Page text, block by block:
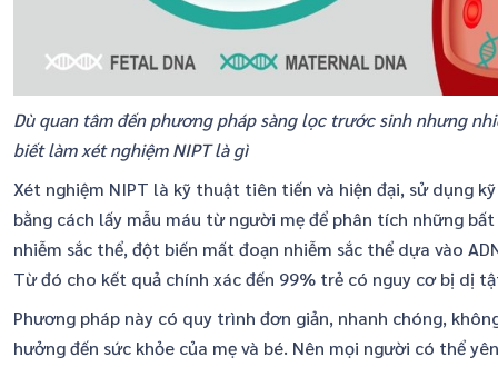
Dù quan tâm đến phương pháp sàng lọc trước sinh nhưng
biết làm xét nghiệm NIPT là gì
Xét nghiệm NIPT là kỹ thuật tiên tiến và hiện đại, sử dụng
bằng cách lấy mẫu máu từ người mẹ để phân tích những
nhiễm sắc thể, đột biến mất đoạn nhiễm sắc thể dựa vào
Từ đó cho kết quả chính xác đến 99% trẻ có nguy cơ bị dị
Phương pháp này có quy trình đơn giản, nhanh chóng,
hưởng đến sức khỏe của mẹ và bé. Nên mọi người có thể